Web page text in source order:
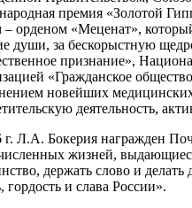
премия «Золотой
– орденом «Меценат»,
души, за бескорыстную
признание»,
«Гражданское
новейших
деятельность,
г. Л.А. Бокерия награжден
жизней, выдающиеся
держать слово и
гордость и слава России».